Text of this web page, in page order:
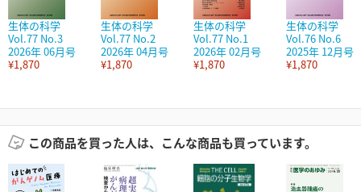
生体の科学
Vol.77 No.3
2026年 06月号
¥1,870
生体の科学
Vol.77 No.2
2026年 04月号
¥1,870
生体の科学
Vol.77 No.1
2026年 02月号
¥1,870
生体の科学
Vol.76 No.6
2025年 12月号
¥1,870
この商品を買った人は、こんな商品も買っています。